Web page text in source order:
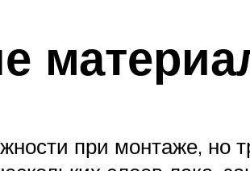
при монтаже, но